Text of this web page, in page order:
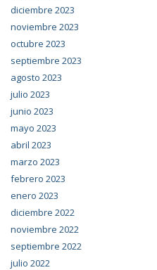
diciembre 2023
noviembre 2023
octubre 2023
septiembre 2023
agosto 2023
julio 2023
junio 2023
mayo 2023
abril 2023
marzo 2023
febrero 2023
enero 2023
diciembre 2022
noviembre 2022
septiembre 2022
julio 2022